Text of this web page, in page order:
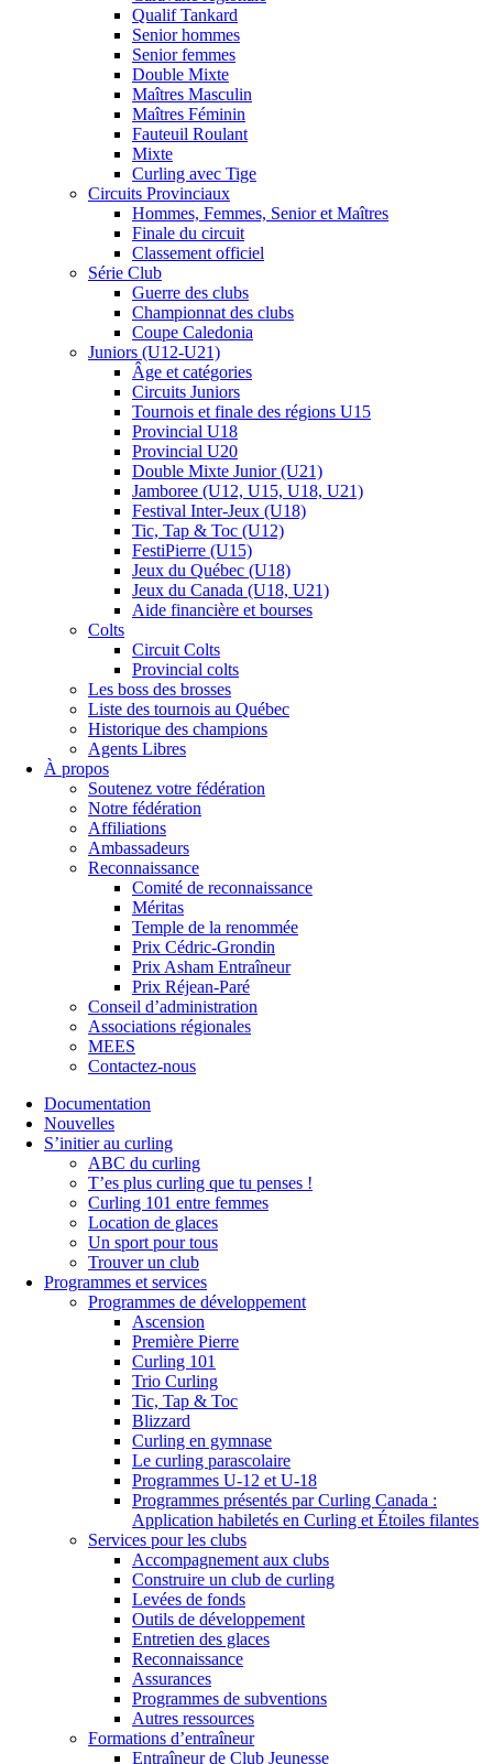
Qualif Tankard
Senior hommes
Senior femmes
Double Mixte
Maîtres Masculin
Maîtres Féminin
Fauteuil Roulant
Mixte
Curling avec Tige
Circuits Provinciaux
Hommes, Femmes, Senior et Maîtres
Finale du circuit
Classement officiel
Série Club
Guerre des clubs
Championnat des clubs
Coupe Caledonia
Juniors (U12-U21)
Âge et catégories
Circuits Juniors
Tournois et finale des régions U15
Provincial U18
Provincial U20
Double Mixte Junior (U21)
Jamboree (U12, U15, U18, U21)
Festival Inter-Jeux (U18)
Tic, Tap & Toc (U12)
FestiPierre (U15)
Jeux du Québec (U18)
Jeux du Canada (U18, U21)
Aide financière et bourses
Colts
Circuit Colts
Provincial colts
Les boss des brosses
Liste des tournois au Québec
Historique des champions
Agents Libres
À propos
Soutenez votre fédération
Notre fédération
Affiliations
Ambassadeurs
Reconnaissance
Comité de reconnaissance
Méritas
Temple de la renommée
Prix Cédric-Grondin
Prix Asham Entraîneur
Prix Réjean-Paré
Conseil d’administration
Associations régionales
MEES
Contactez-nous
Documentation
Nouvelles
S’initier au curling
ABC du curling
T’es plus curling que tu penses !
Curling 101 entre femmes
Location de glaces
Un sport pour tous
Trouver un club
Programmes et services
Programmes de développement
Ascension
Première Pierre
Curling 101
Trio Curling
Tic, Tap & Toc
Blizzard
Curling en gymnase
Le curling parascolaire
Programmes U-12 et U-18
Programmes présentés par Curling Canada :
Application habiletés en Curling et Étoiles filantes
Services pour les clubs
Accompagnement aux clubs
Construire un club de curling
Levées de fonds
Outils de développement
Entretien des glaces
Reconnaissance
Assurances
Programmes de subventions
Autres ressources
Formations d’entraîneur
Entraîneur de Club Jeunesse